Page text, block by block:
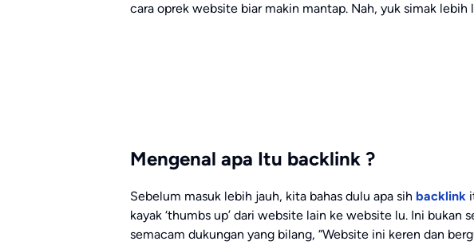
cara oprek website biar makin mantap. Nah, yuk simak lebih
Mengenal apa Itu backlink ?
Sebelum masuk lebih jauh, kita bahas dulu apa sih backlink
kayak ‘thumbs up’ dari website lain ke website lu. Ini bukan
semacam dukungan yang bilang, “Website ini keren dan